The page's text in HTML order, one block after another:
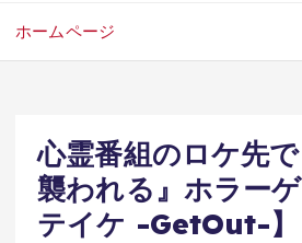
ホームページ
心霊番組のロケ先
襲われる』ホラー
テイケ -GetOut-】